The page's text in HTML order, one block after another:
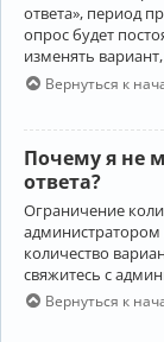
ответа», период
опрос будет
изменять
Вернуться к
Почему я не
ответа?
Ограничение
количество
свяжитесь с
Вернуться к